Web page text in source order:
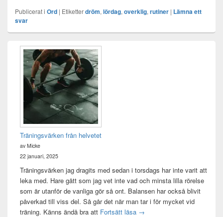
Publicerat i Ord | Etiketterdröm,lördag,overklig,rutiner | Lämna ett
svar
Primära
sidofältet
Widget
område
Träningsvärken från helvetet
av Micke
22 januari, 2025
Träningsvärken jag dragits med sedan i torsdags har inte varit att
leka med. Hare gått som jag vet inte vad och minsta lilla rörelse
som är utanför de vanliga gör så ont. Balansen har också blivit
påverkad till viss del. Så går det när man tar i för mycket vid
träning. Känns ändå bra att Fortsätt läsa Träningsvärken från helvetet
→